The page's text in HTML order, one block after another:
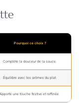
Pourquoi ce choix ?
Complète la douceur de la sauce.
Équilibre avec les arômes du plat.
Apporte une touche festive et raffinée.